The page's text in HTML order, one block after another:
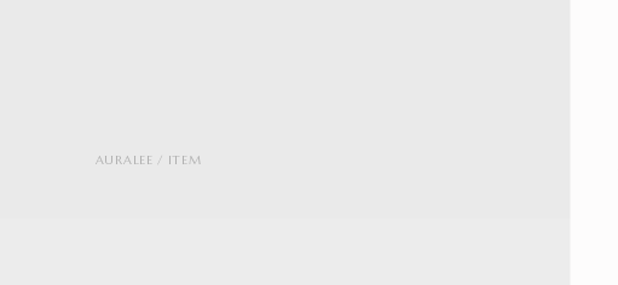
AURALEE ITEM